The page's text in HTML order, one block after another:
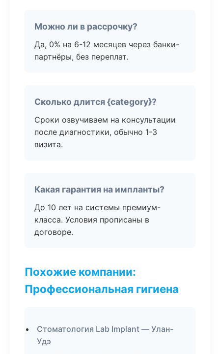
Можно ли в рассрочку?
Да, 0% на 6-12 месяцев через банки-
партнёры, без переплат.
Сколько длится {category}?
Сроки озвучиваем на консультации
после диагностики, обычно 1-3
визита.
Какая гарантия на импланты?
До 10 лет на системы премиум-
класса. Условия прописаны в
договоре.
Похожие компании:
Профессиональная гигиена
Стоматология Lab Implant — Улан-
Удэ